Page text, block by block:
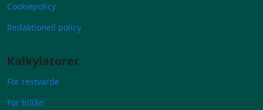
Cookiepolicy
Redaktionell policy
Kalkylatorer
För restvärde
För billån